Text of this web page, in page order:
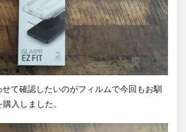
て確認したいのがフィルムで今回もお馴
入しました。